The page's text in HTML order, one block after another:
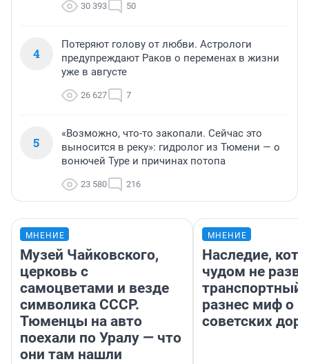
30 393 50
4
Потеряют голову от любви. Астрологи
предупреждают Раков о переменах в жизни
уже в августе
26 627 7
5
«Возможно, что-то закопали. Сейчас это
выносится в реку»: гидролог из Тюмени — о
вонючей Туре и причинах потопа
23 580 216
МНЕНИЕ
Музей Чайковского,
церковь с
самоцветами и везде
символика СССР.
Тюменцы на авто
поехали по Уралу — что
они там нашли
МНЕНИЕ
Наследие,
чудом не
транспортный
разнес миф о
советских